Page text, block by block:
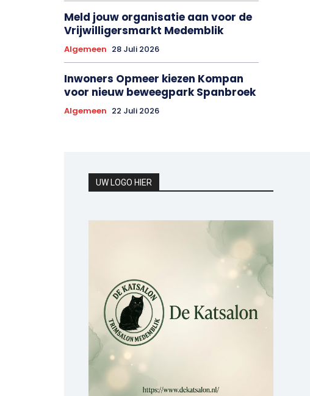
Meld jouw organisatie aan voor de
Vrijwilligersmarkt Medemblik
Algemeen 28 Juli 2026
Inwoners Opmeer kiezen Kompan
voor nieuw beweegpark Spanbroek
Algemeen 22 Juli 2026
UW LOGO HIER